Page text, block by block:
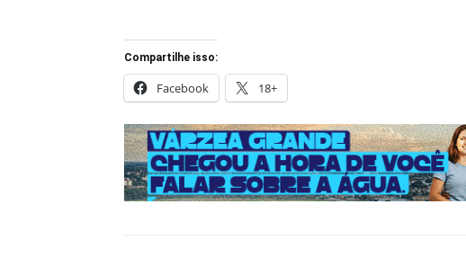
Compartilhe isso:
Facebook 18+